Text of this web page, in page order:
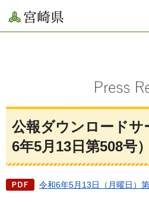
宮崎県
公報ダウンロードサ
6年5月13日第508号）
令和6年5月13日（月曜日）